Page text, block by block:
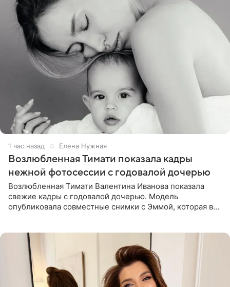
1 час назад Елена Нужная
Возлюбленная Тимати показала кадры
нежной фотосессии с годовалой дочерью
Возлюбленная Тимати Валентина Иванова показала
свежие кадры с годовалой дочерью. Модель
опубликовала совместные снимки с Эммой, которая в